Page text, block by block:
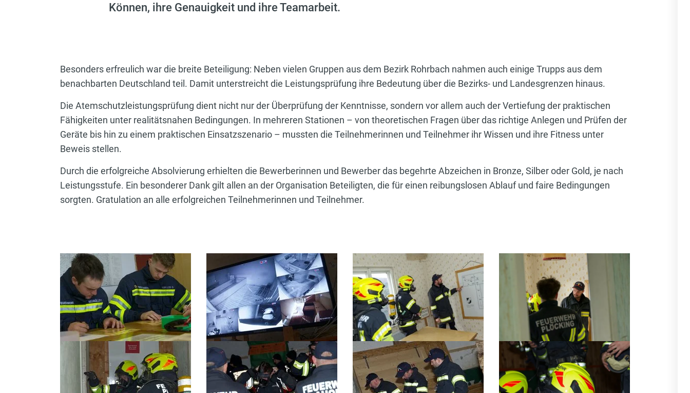
Können, ihre Genauigkeit und ihre Teamarbeit.
Besonders erfreulich war die breite Beteiligung: Neben vielen Gruppen aus dem Bezirk Rohrbach nahmen auch einige Trupps aus dem
benachbarten Deutschland teil. Damit unterstreicht die Leistungsprüfung ihre Bedeutung über die Bezirks- und Landesgrenzen hinaus.
Die Atemschutzleistungsprüfung dient nicht nur der Überprüfung der Kenntnisse, sondern vor allem auch der Vertiefung der praktischen
Fähigkeiten unter realitätsnahen Bedingungen. In mehreren Stationen – von theoretischen Fragen über das richtige Anlegen und Prüfen der
Geräte bis hin zu einem praktischen Einsatzszenario – mussten die Teilnehmerinnen und Teilnehmer ihr Wissen und ihre Fitness unter
Beweis stellen.
Durch die erfolgreiche Absolvierung erhielten die Bewerberinnen und Bewerber das begehrte Abzeichen in Bronze, Silber oder Gold, je nach
Leistungsstufe. Ein besonderer Dank gilt allen an der Organisation Beteiligten, die für einen reibungslosen Ablauf und faire Bedingungen
sorgten. Gratulation an alle erfolgreichen Teilnehmerinnen und Teilnehmer.